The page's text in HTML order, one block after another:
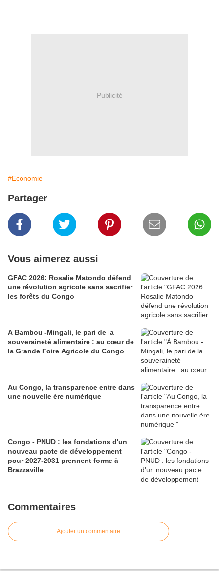
Publicité
#Economie
Partager
Vous aimerez aussi
GFAC 2026: Rosalie Matondo défend
une révolution agricole sans sacrifier
les forêts du Congo
À Bambou -Mingali, le pari de la
souveraineté alimentaire : au cœur de
la Grande Foire Agricole du Congo
Au Congo, la transparence entre dans
une nouvelle ère numérique
Congo - PNUD : les fondations d'un
nouveau pacte de développement
pour 2027-2031 prennent forme à
Brazzaville
Commentaires
Ajouter un commentaire